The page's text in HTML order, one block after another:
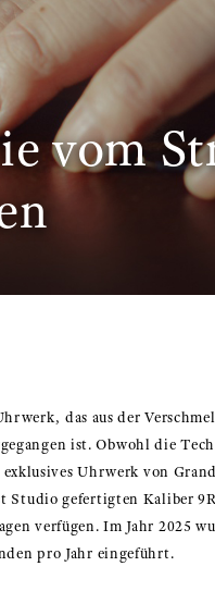
vom
das aus der
ist. Obwohl die
Uhrwerk von
Studio gefertigten Kaliber
verfügen. Im Jahr 2025
pro Jahr eingeführt.